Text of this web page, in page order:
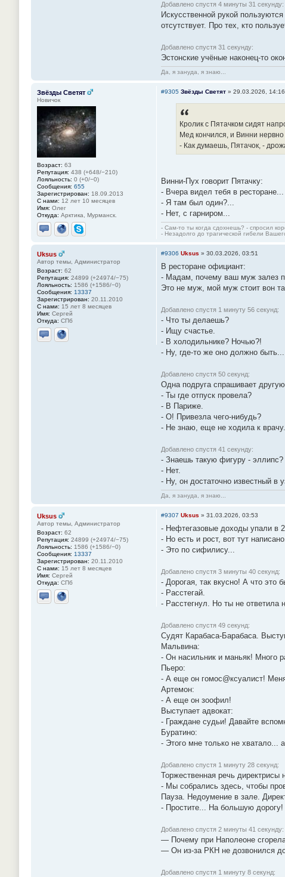
Добавлено спустя 4 минуты 31 секунду:
Искусственной рукой
отсутствует. Про тех, кто
Добавлено спустя 31 секунду:
Эстонские учёные наконец-то
Да, я зануда, я знаю...
Звёзды Светят
Новичок
Возраст: 63
Репутация: 438 (+648/−210)
Лояльность: 0 (+0/−0)
Сообщения: 655
Зарегистрирован: 18.09.2013
С нами: 12 лет 10 месяцев
Имя: Олег
Откуда: Арктика, Мурманск.
Отправить личное сообщение
СайтSkype
#9305 Звёзды Светят » 29.03.2026, 14:16
Кролик с Пятачком сидят
Мед кончился, и Винни
- Как думаешь, Пятачок, -
Винни-Пух говорит Пятачку:
- Вчера видел тебя в ресторане...
- Я там был один?...
- Нет, с гарниром...
- Сам-то ты когда сдохнешь? - спросил
- Незадолго до трагической гибели
Uksus
Автор темы, Администратор
Возраст: 62
Репутация: 24899 (+24974/−75)
Лояльность: 1586 (+1586/−0)
Сообщения: 13337
Зарегистрирован: 20.11.2010
С нами: 15 лет 8 месяцев
Имя: Сергей
Откуда: СПб
Отправить личное сообщение
Сайт
#9306 Uksus » 30.03.2026, 03:51
В ресторане официант:
- Мадам, почему ваш муж залез
Это не муж, мой муж стоит вон
Добавлено спустя 1 минуту 56 секунд:
- Что ты делаешь?
- Ищу счастье.
- В холодильнике? Ночью?!
- Ну, где-то же оно должно
Добавлено спустя 50 секунд:
Одна подруга спрашивает
- Ты где отпуск провела?
- В Париже.
- О! Привезла чего-нибудь?
- Не знаю, еще не ходила к
Добавлено спустя 41 секунду:
- Знаешь такую фигуру - эллипс?
- Нет.
- Ну, он достаточно известный в
Да, я зануда, я знаю...
Uksus
Автор темы, Администратор
Возраст: 62
Репутация: 24899 (+24974/−75)
Лояльность: 1586 (+1586/−0)
Сообщения: 13337
Зарегистрирован: 20.11.2010
С нами: 15 лет 8 месяцев
Имя: Сергей
Откуда: СПб
Отправить личное сообщение
Сайт
#9307 Uksus » 31.03.2026, 03:53
- Нефтегазовые доходы упали в
- Но есть и рост, вот тут
- Это по сифилису...
Добавлено спустя 3 минуты 40 секунд:
- Дорогая, так вкусно! А что это
- Расстегай.
- Расстегнул. Но ты не ответила
Добавлено спустя 49 секунд:
Судят Карабаса-Барабаса.
Мальвина:
- Он насильник и маньяк! Много
Пьеро:
- А еще он гомоc@ксуалист!
Артемон:
- А еще он зоофил!
Выступает адвокат:
- Граждане судьи! Давайте
Буратино:
- Этого мне только не хватало...
Добавлено спустя 1 минуту 28 секунд:
Торжественная речь директрисы
- Мы собрались здесь, чтобы
Пауза. Недоумение в зале.
- Простите... На большую дорогу!
Добавлено спустя 2 минуты 41 секунду:
— Почему при Наполеоне
— Он из-за РКН не дозвонился
Добавлено спустя 1 минуту 8 секунд: